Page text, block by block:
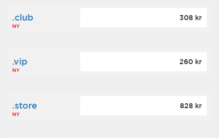
.club
NY
308 kr
.vip
NY
260 kr
.store
NY
828 kr